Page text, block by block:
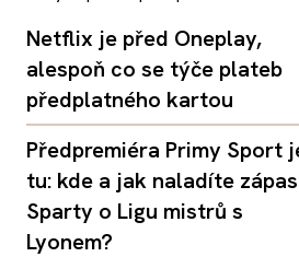
Netflix je před Oneplay,
alespoň co se týče plateb
předplatného kartou
Předpremiéra Primy Sport
tu: kde a jak naladíte zápas
Sparty o Ligu mistrů s
Lyonem?